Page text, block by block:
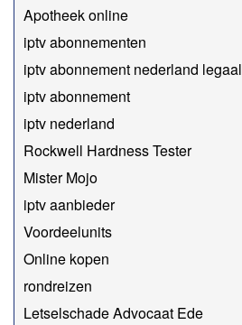
Apotheek online
iptv abonnementen
iptv abonnement nederland legaal​
iptv abonnement
iptv nederland
Rockwell Hardness Tester
Mister Mojo
iptv aanbieder
Voordeelunits
Online kopen
rondreizen
Letselschade Advocaat Ede